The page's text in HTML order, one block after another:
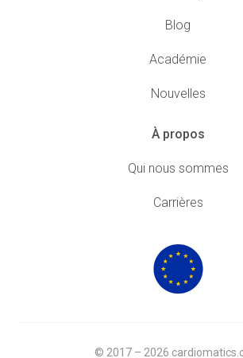
Blog
Académie
Nouvelles
À propos
Qui nous sommes
Carrières
© 2017 – 2026